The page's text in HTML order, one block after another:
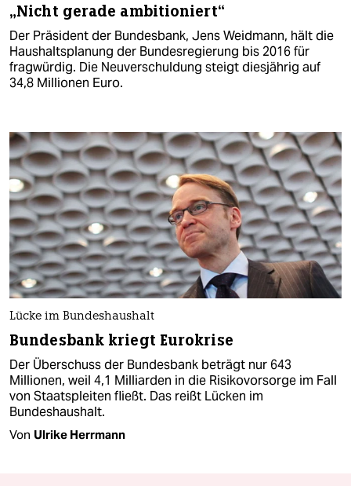
„Nicht gerade ambitioniert“
Der Präsident der Bundesbank, Jens Weidmann, hält die
Haushaltsplanung der Bundesregierung bis 2016 für
fragwürdig. Die Neuverschuldung steigt diesjährig auf
34,8 Millionen Euro.
Lücke im Bundeshaushalt
Bundesbank kriegt Eurokrise
Der Überschuss der Bundesbank beträgt nur 643
Millionen, weil 4,1 Milliarden in die Risikovorsorge im Fall
von Staatspleiten fließt. Das reißt Lücken im
Bundeshaushalt.
Von Ulrike Herrmann